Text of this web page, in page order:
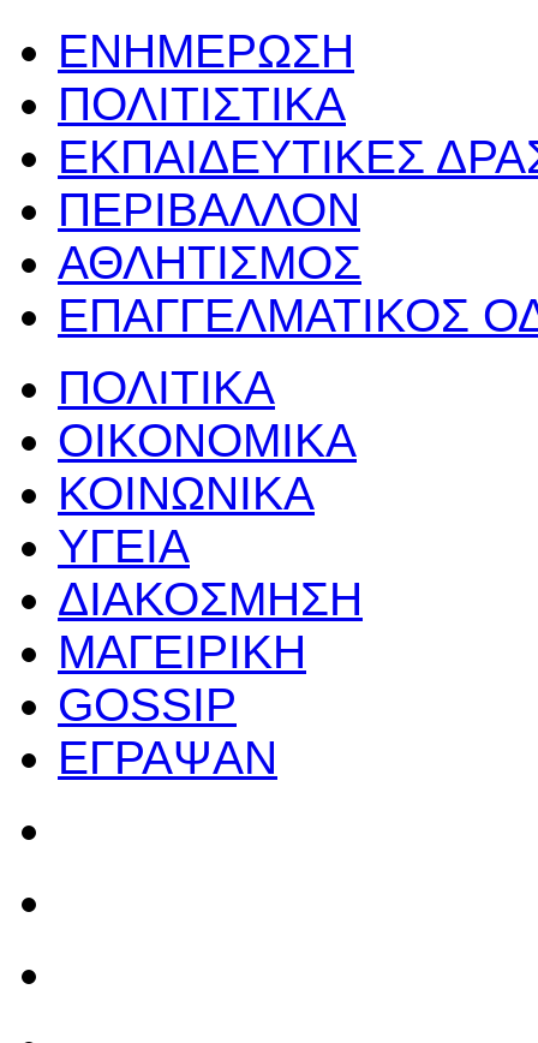
ΕΝΗΜΕΡΩΣΗ
ΠΟΛΙΤΙΣΤΙΚΑ
ΕΚΠΑΙΔΕΥΤΙΚΕΣ
ΠΕΡΙΒΑΛΛΟΝ
ΑΘΛΗΤΙΣΜΟΣ
ΕΠΑΓΓΕΛΜΑΤΙΚΟΣ
ΠΟΛΙΤΙΚΑ
ΟΙΚΟΝΟΜΙΚΑ
ΚΟΙΝΩΝΙΚΑ
ΥΓΕΙΑ
ΔΙΑΚΟΣΜΗΣΗ
ΜΑΓΕΙΡΙΚΗ
GOSSIP
ΕΓΡΑΨΑΝ